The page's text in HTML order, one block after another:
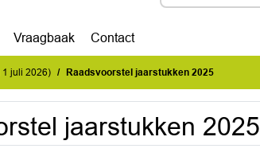
Vraagbaak Contact
1 juli 2026) Raadsvoorstel jaarstukken 2025
jaarstukken 2025